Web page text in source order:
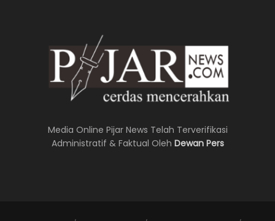
Media Online Pijar News Telah Terverifikasi
Administratif & Faktual Oleh Dewan Pers